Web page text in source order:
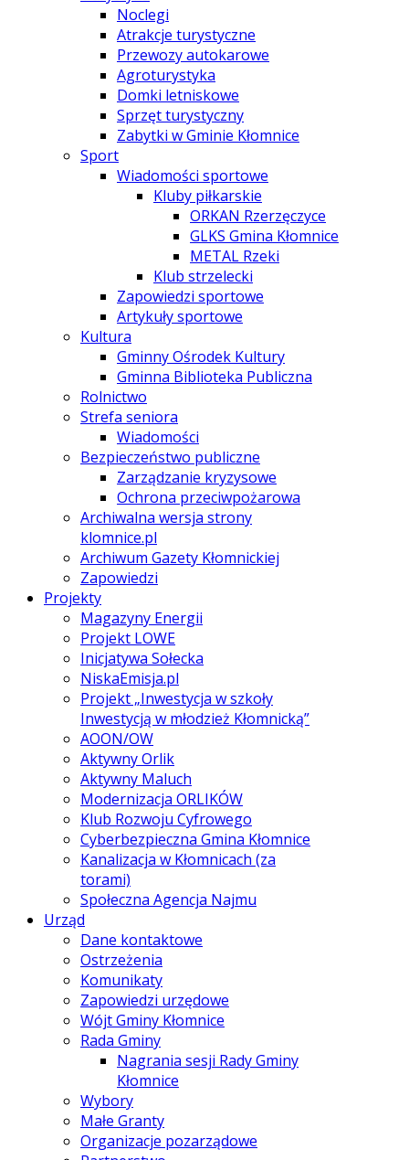
Noclegi
Atrakcje turystyczne
Przewozy autokarowe
Agroturystyka
Domki letniskowe
Sprzęt turystyczny
Zabytki w Gminie Kłomnice
Sport
Wiadomości sportowe
Kluby piłkarskie
ORKAN Rzerzęczyce
GLKS Gmina Kłomnice
METAL Rzeki
Klub strzelecki
Zapowiedzi sportowe
Artykuły sportowe
Kultura
Gminny Ośrodek Kultury
Gminna Biblioteka Publiczna
Rolnictwo
Strefa seniora
Wiadomości
Bezpieczeństwo publiczne
Zarządzanie kryzysowe
Ochrona przeciwpożarowa
Archiwalna wersja strony
klomnice.pl
Archiwum Gazety Kłomnickiej
Zapowiedzi
Projekty
Magazyny Energii
Projekt LOWE
Inicjatywa Sołecka
NiskaEmisja.pl
Projekt „Inwestycja w szkoły
Inwestycją w młodzież Kłomnicką”
AOON/OW
Aktywny Orlik
Aktywny Maluch
Modernizacja ORLIKÓW
Klub Rozwoju Cyfrowego
Cyberbezpieczna Gmina Kłomnice
Kanalizacja w Kłomnicach (za
torami)
Społeczna Agencja Najmu
Urząd
Dane kontaktowe
Ostrzeżenia
Komunikaty
Zapowiedzi urzędowe
Wójt Gminy Kłomnice
Rada Gminy
Nagrania sesji Rady Gminy
Kłomnice
Wybory
Małe Granty
Organizacje pozarządowe